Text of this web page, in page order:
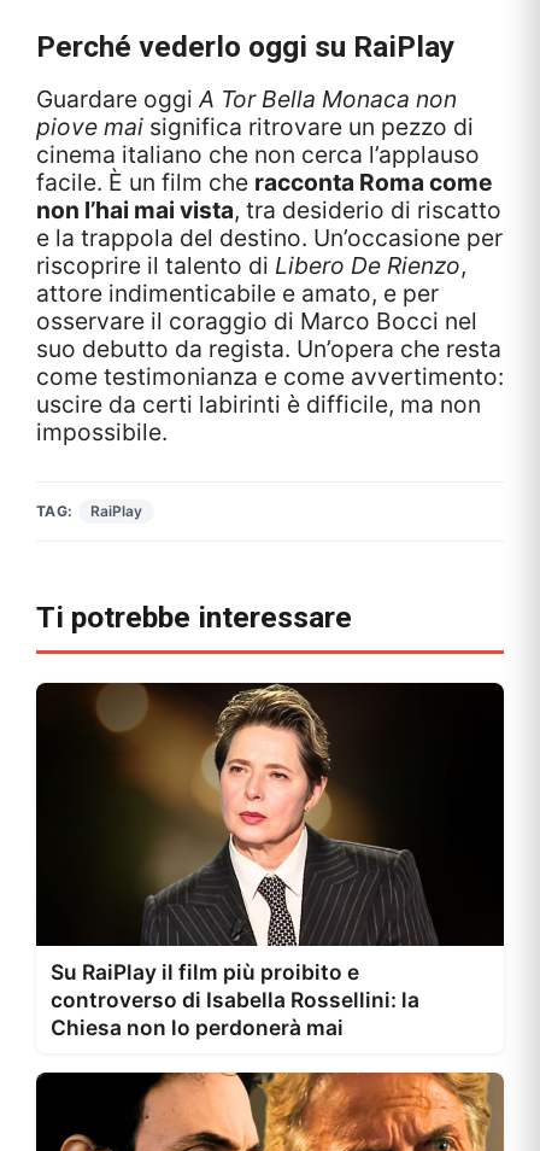
Perché vederlo oggi su RaiPlay
Guardare oggiA Tor Bella Monaca non
piove mai significa ritrovare un pezzo di
cinema italiano che non cerca l’applauso
facile. È un film che racconta Roma come
non l’hai mai vista, tra desiderio di riscatto
e la trappola del destino. Un’occasione per
riscoprire il talento di Libero De Rienzo,
attore indimenticabile e amato, e per
osservare il coraggio di Marco Bocci nel
suo debutto da regista. Un’opera che resta
come testimonianza e come avvertimento:
uscire da certi labirinti è difficile, ma non
impossibile.
TAG: RaiPlay
Ti potrebbe interessare
Su RaiPlay il film più proibito e
controverso di Isabella Rossellini: la
Chiesa non lo perdonerà mai